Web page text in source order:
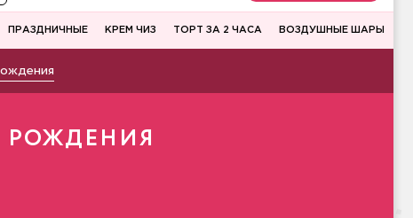
ПРАЗДНИЧНЫЕ КРЕМ ЧИЗ ТОРТ ЗА 2 ЧАСА ВОЗДУШНЫЕ ШАРЫ
РОЖДЕНИЯ